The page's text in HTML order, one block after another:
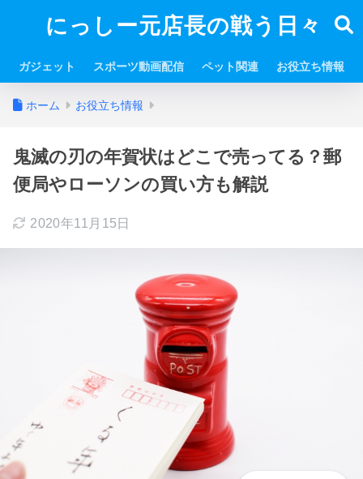
にっしー元店長の戦う日々
ガジェット スポーツ動画配信 ペット関連 お役立ち情報
ホーム お役立ち情報
鬼滅の刃の年賀状はどこで売ってる？郵
便局やローソンの買い方も解説
2020年11月15日